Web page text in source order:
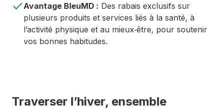
Avantage BleuMD : Des rabais exclusifs sur
plusieurs produits et services liés à la santé, à
l’activité physique et au mieux‑être, pour soutenir
vos bonnes habitudes.
Traverser l’hiver, ensemble